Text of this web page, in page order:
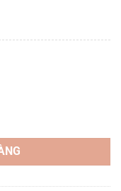
lượng